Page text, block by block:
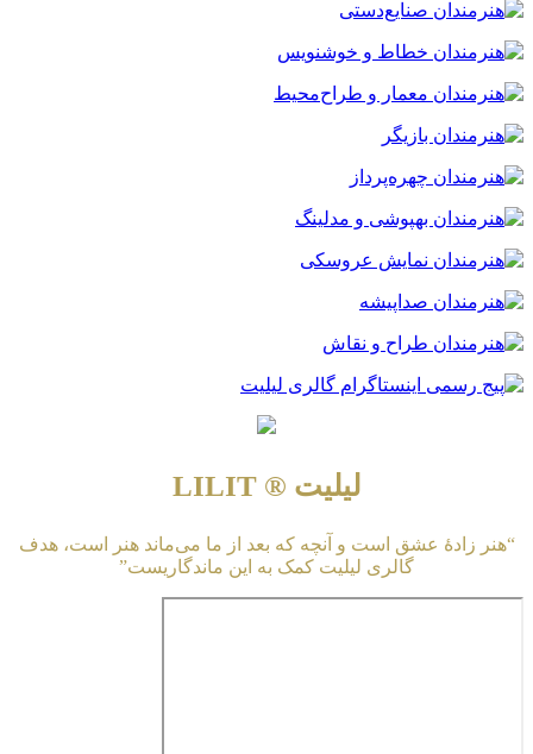
لیلیت ® LILIT
“هنر زادهٔ عشق است و آنچه که بعد از ما می‌ماند هنر است، هدف
گالری لیلیت کمک به این ماندگاریست”